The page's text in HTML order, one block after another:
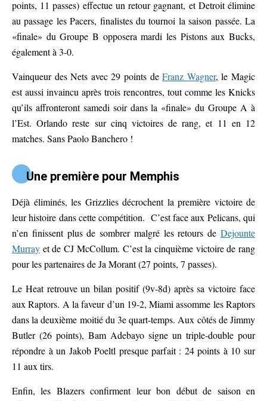
points, 11 passes) effectue un retour gagnant, et Detroit élimine
au passage les Pacers, finalistes du tournoi la saison passée. La
«finale» du Groupe B opposera mardi les Pistons aux Bucks,
également à 3-0.
Vainqueur des Nets avec 29 points deFranz Wagner, le Magic
est aussi invaincu après trois rencontres, tout comme les Knicks
qu’ils affronteront samedi soir dans la «finale» du Groupe A à
l’Est. Orlando reste sur cinq victoires de rang, et 11 en 12
matches. Sans Paolo Banchero !
Une première pour Memphis
Déjà éliminés, les Grizzlies décrochent la première victoire de
leur histoire dans cette compétition. C’est face aux Pelicans, qui
n’en finissent plus de sombrer malgré les retours de Dejounte
Murray et de CJ McCollum. C’est la cinquième victoire de rang
pour les partenaires de Ja Morant (27 points, 7 passes).
Le Heat retrouve un bilan positif (9v-8d) après sa victoire face
aux Raptors. A la faveur d’un 19-2, Miami assomme les Raptors
dans la deuxième moitié du 3e quart-temps. Aux côtés de Jimmy
Butler (26 points), Bam Adebayo signe un triple-double pour
répondre à un Jakob Poeltl presque parfait : 24 points à 10 sur
11 aux tirs.
Enfin, les Blazers confirment leur bon début de saison en